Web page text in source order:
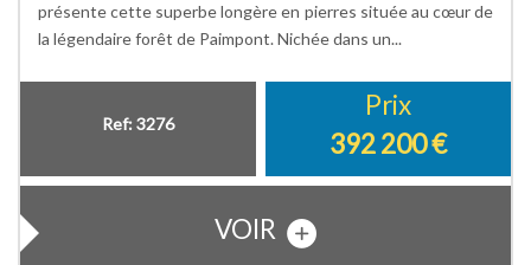
présente cette superbe longère en pierres située au cœur de
la légendaire forêt de Paimpont. Nichée dans un...
Ref: 3276
Prix
392 200€
VOIR